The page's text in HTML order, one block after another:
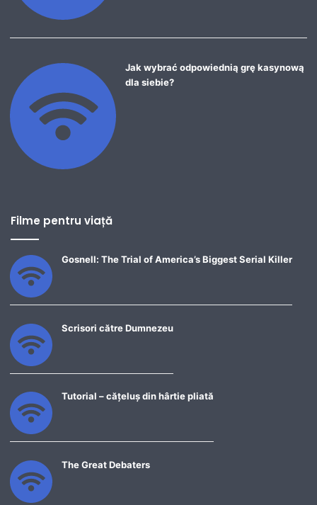
Jak wybrać odpowiednią grę kasynową
dla siebie?
Filme pentru viață
Gosnell: The Trial of America’s Biggest Serial Killer
Scrisori către Dumnezeu
Tutorial – cățeluș din hârtie pliată
The Great Debaters